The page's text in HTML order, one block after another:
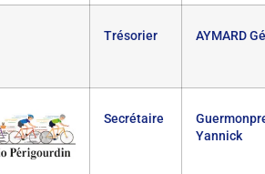
Trésorier AYMARD
Secrétaire
Yannick